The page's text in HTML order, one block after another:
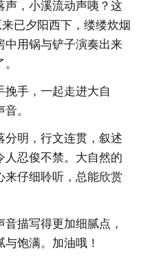
声，小溪流动声咦？这
已夕阳西下，缕缕炊烟
中用锅与铲子演奏出来
挽手，一起走进大自
。
分明，行文连贯，叙述
人忍俊不禁。大自然的
来仔细聆听，总能欣赏
描写得更加细腻点，
饱满。加油哦！